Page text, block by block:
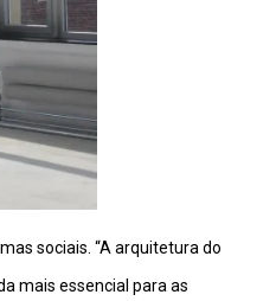
sociais. “A arquitetura do
mais essencial para as